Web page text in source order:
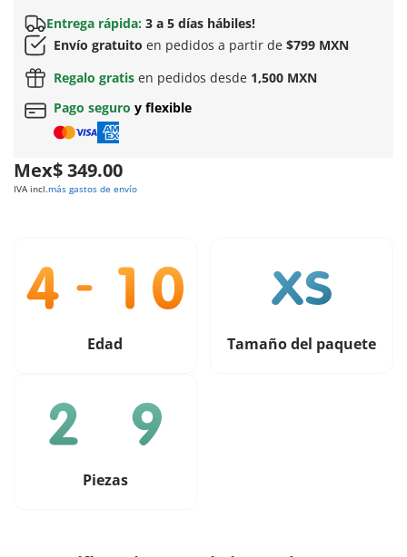
Entrega rápida: 3 a 5 días hábiles!
Envío gratuito en pedidos a partir de $799 MXN
Regalo gratis en pedidos desde 1,500 MXN
Pago seguro y flexible
Mex$ 349.00
IVA incl.más gastos de envío
Edad Tamaño del paquete
Piezas